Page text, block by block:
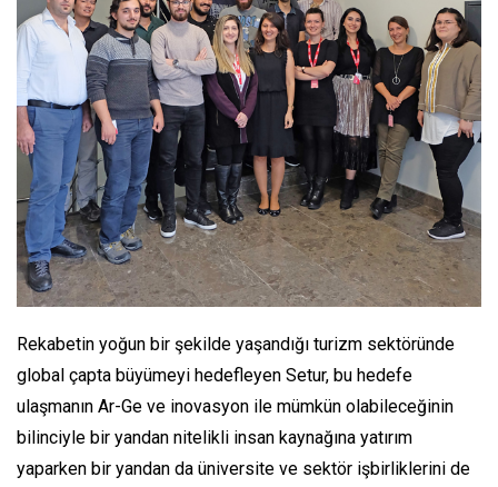
Rekabetin yoğun bir şekilde yaşandığı turizm sektöründe
global çapta büyümeyi hedefleyen Setur, bu hedefe
ulaşmanın Ar-Ge ve inovasyon ile mümkün olabileceğinin
bilinciyle bir yandan nitelikli insan kaynağına yatırım
yaparken bir yandan da üniversite ve sektör işbirliklerini de